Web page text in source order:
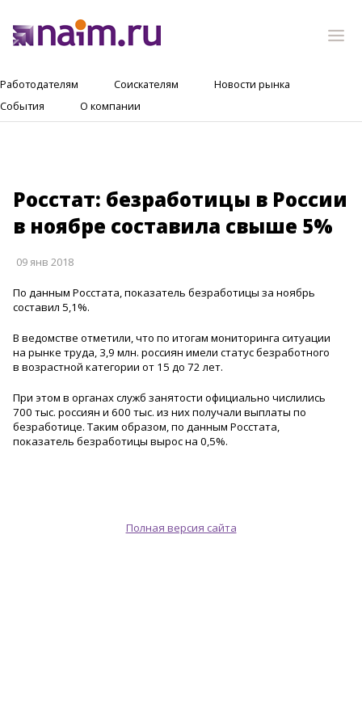
Работодателям Соискателям
Новости рынка
События
О компании
Росстат: безработицы в России
в ноябре составила свыше 5%
09 янв 2018
По данным Росстата, показатель безработицы за ноябрь
составил 5,1%.
В ведомстве отметили, что по итогам мониторинга ситуации
на рынке труда, 3,9 млн. россиян имели статус безработного
в возрастной категории от 15 до 72 лет.
При этом в органах служб занятости официально числились
700 тыс. россиян и 600 тыс. из них получали выплаты по
безработице. Таким образом, по данным Росстата,
показатель безработицы вырос на 0,5%.
Полная версия сайта